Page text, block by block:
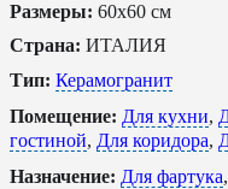
Размеры: 60x60 см
Страна: ИТАЛИЯ
Тип: Керамогранит
Помещение: Для кухни,
гостиной, Для коридора,
Назначение: Для фартука,